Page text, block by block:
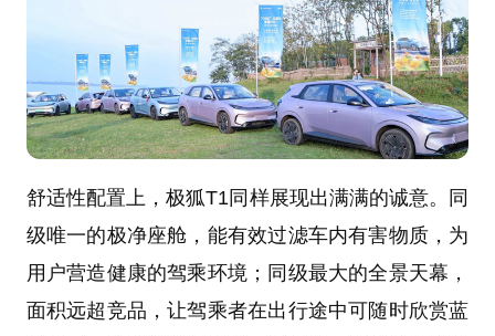
舒适性配置上，极狐T1同样展现出满满的诚意。同
级唯一的极净座舱，能有效过滤车内有害物质，为
用户营造健康的驾乘环境；同级最大的全景天幕，
面积远超竞品，让驾乘者在出行途中可随时欣赏蓝